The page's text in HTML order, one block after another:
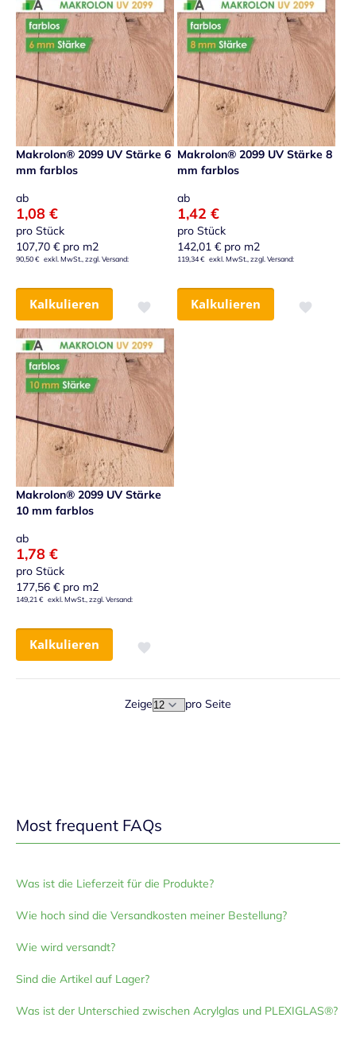
Most frequent FAQs
Was ist die Lieferzeit für die Produkte?
Wie hoch sind die Versandkosten meiner Bestellung?
Wie wird versandt?
Sind die Artikel auf Lager?
Was ist der Unterschied zwischen Acrylglas und PLEXIGLAS®?
Makrolon® 2099 UV Stärke 6
mm farblos
ab
1,08 €
pro Stück
107,70 € pro m2
90,50 €
Kalkulieren
Zur Wunschliste hinzufügen
Makrolon® 2099 UV Stärke 8
mm farblos
ab
1,42 €
pro Stück
142,01 € pro m2
119,34 €
Kalkulieren
Zur
Makrolon® 2099 UV Stärke
10 mm farblos
ab
1,78 €
pro Stück
177,56 € pro m2
149,21 €
Kalkulieren
Zur Wunschliste hinzufügen
Zeige pro Seite